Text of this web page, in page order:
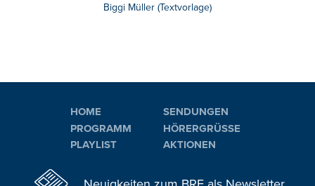
Biggi Müller (Textvorlage)
HOME
PROGRAMM
PLAYLIST
SENDUNGEN
HÖRERGRÜSSE
AKTIONEN